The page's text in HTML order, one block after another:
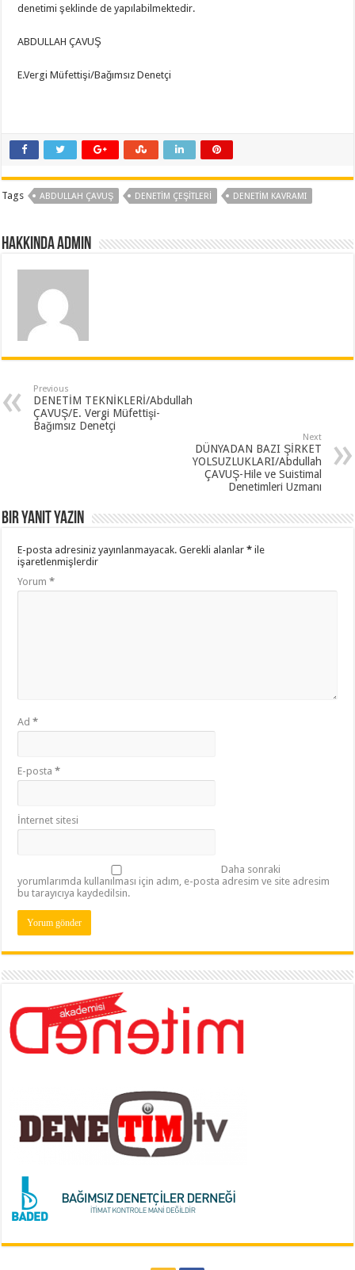
denetimi şeklinde de yapılabilmektedir.
ABDULLAH ÇAVUŞ
E.Vergi Müfettişi/Bağımsız Denetçi
Tags ABDULLAH ÇAVUŞ DENETİM ÇEŞİTLERİ DENETİM KAVRAMI
Hakkında admin
Previous
DENETİM TEKNİKLERİ/Abdullah
ÇAVUŞ/E. Vergi Müfettişi-
Bağımsız Denetçi
Next
DÜNYADAN BAZI ŞİRKET
YOLSUZLUKLARI/Abdullah
ÇAVUŞ-Hile ve Suistimal
Denetimleri Uzmanı
Bir yanıt yazın
E-posta adresiniz yayınlanmayacak. Gerekli alanlar* ile
işaretlenmişlerdir
Yorum*
Ad*
E-posta*
İnternet sitesi
Daha sonraki
yorumlarımda kullanılması için adım, e-posta adresim ve site adresim
bu tarayıcıya kaydedilsin.